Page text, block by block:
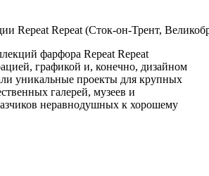
Repeat Repeat (Сток-он-Трент,
фарфора Repeat Repeat
графикой и, конечно, дизайном
уникальные проекты для крупных
галерей, музеев и
неравнодушных к хорошему